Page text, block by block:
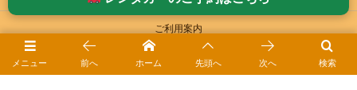
ご利用案内
ご予約方法
メニュー 検索
前へ ホーム 先頭へ 次へ